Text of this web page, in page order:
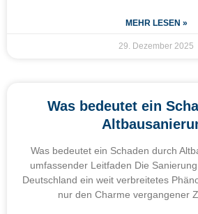
MEHR LESEN »
29. Dezember 2025
Was bedeutet ein
Was bedeutet ein Schaden durch
umfassender Leitfaden Die
Deutschland ein weit verbreitetes
nur den Charme vergangener